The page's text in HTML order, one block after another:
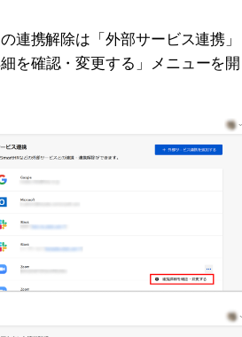
連携解除は「外部サービス連携」
を確認・変更する」メニューを開